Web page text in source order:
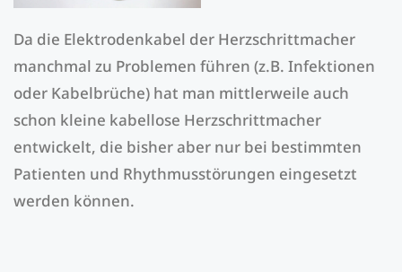
Da die Elektrodenkabel der Herzschrittmacher
manchmal zu Problemen führen (z.B. Infektionen
oder Kabelbrüche) hat man mittlerweile auch
schon kleine kabellose Herzschrittmacher
entwickelt, die bisher aber nur bei bestimmten
Patienten und Rhythmusstörungen eingesetzt
werden können.